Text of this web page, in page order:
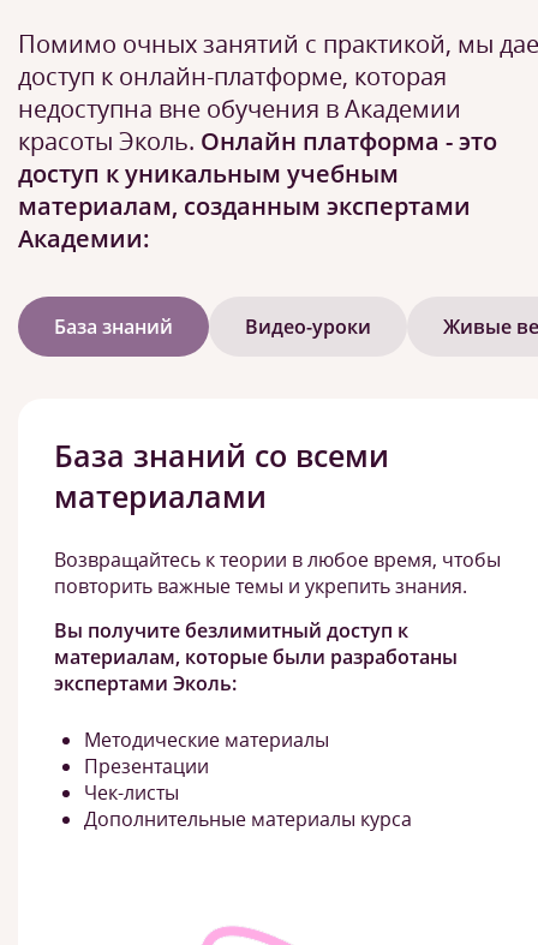
Помимо очных занятий с практикой, мы
доступ к онлайн-платформе, которая
недоступна вне обучения в Академии
красоты Эколь. Онлайн платформа - это
доступ к уникальным учебным
материалам, созданным экспертами
Академии:
База знаний Видео-уроки Живые
База знаний со всеми
материалами
Возвращайтесь к теории в любое время, чтобы
повторить важные темы и укрепить знания.
Вы получите безлимитный доступ к
материалам, которые были разработаны
экспертами Эколь:
Методические материалы
Презентации
Чек-листы
Дополнительные материалы курса